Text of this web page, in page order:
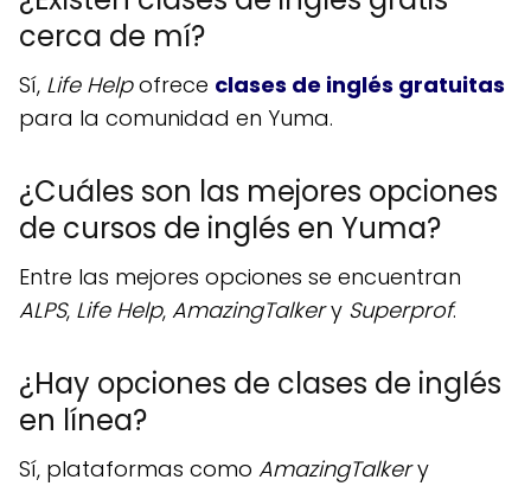
cerca de mí?
Sí, Life Helpofrece clases de inglés gratuitas
para la comunidad en Yuma.
¿Cuáles son las mejores opciones
de cursos de inglés en Yuma?
Entre las mejores opciones se encuentran
ALPS, Life Help, AmazingTalkery Superprof.
¿Hay opciones de clases de inglés
en línea?
Sí, plataformas como AmazingTalkery